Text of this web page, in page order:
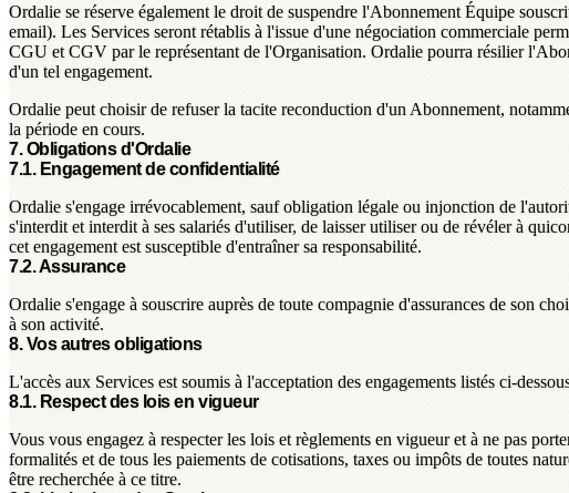
Ordalie se réserve également le droit de suspendre l'Abonnement Équipe
email). Les Services seront rétablis à l'issue d'une négociation commerciale
CGU et CGV par le représentant de l'Organisation. Ordalie pourra résilier
d'un tel engagement.
Ordalie peut choisir de refuser la tacite reconduction d'un Abonnement,
la période en cours.
7. Obligations d'Ordalie
7.1. Engagement de confidentialité
Ordalie s'engage irrévocablement, sauf obligation légale ou injonction de
s'interdit et interdit à ses salariés d'utiliser, de laisser utiliser ou de révéler à
cet engagement est susceptible d'entraîner sa responsabilité.
7.2. Assurance
Ordalie s'engage à souscrire auprès de toute compagnie d'assurances de son
à son activité.
8. Vos autres obligations
L'accès aux Services est soumis à l'acceptation des engagements listés ci-
8.1. Respect des lois en vigueur
Vous vous engagez à respecter les lois et règlements en vigueur et à ne pas
formalités et de tous les paiements de cotisations, taxes ou impôts de toutes
être recherchée à ce titre.